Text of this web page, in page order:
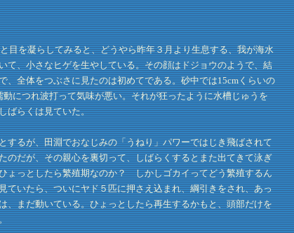
を凝らしてみると、どうやら昨年３月より生息する、我が海水
、小さなヒゲを生やしている。その顔はドジョウのようで、結
全体をつぶさに見たのは初めてである。砂中では15cmくらいの
につれ波打って気味が悪い。それが狂ったように水槽じゅうを
ばらくは見ていた。
るが、田淵でおなじみの「うねり」パワーではじき飛ばされて
だが、その親心を裏切って、しばらくするとまた出てきて泳ぎ
ょっとしたら繁殖期なのか？ しかしゴカイってどう繁殖するん
いたら、ついにヤド５匹に押さえ込まれ、綱引きをされ、あっ
まだ動いている。ひょっとしたら再生するかもと、頭部だけを